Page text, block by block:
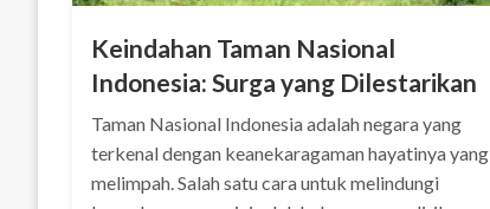
Keindahan Taman Nasional
Indonesia: Surga yang Dilestarikan
Taman Nasional Indonesia adalah negara yang
terkenal dengan keanekaragaman hayatinya yang
melimpah. Salah satu cara untuk melindungi